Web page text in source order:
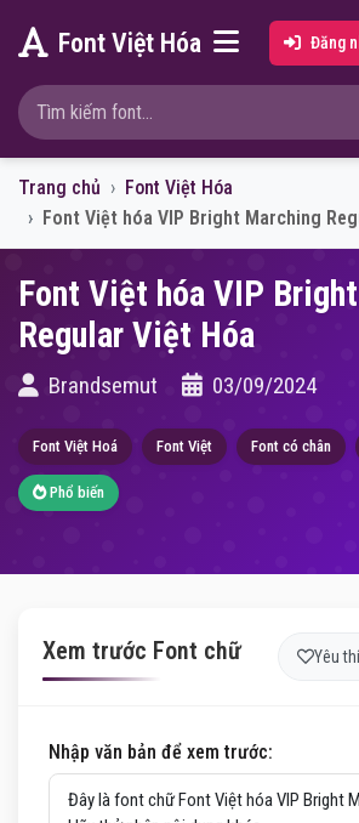
Font Việt Hóa Đăng
Trang chủ
Font Việt Hóa
Font Việt hóa VIP Bright Marching
Font Việt hóa VIP
Regular Việt Hóa
Brandsemut 03/09/2024
Font Việt Hoá Font Việt Font có chân
Phổ biến
Xem trước Font chữ Yêu
Nhập văn bản để xem trước: